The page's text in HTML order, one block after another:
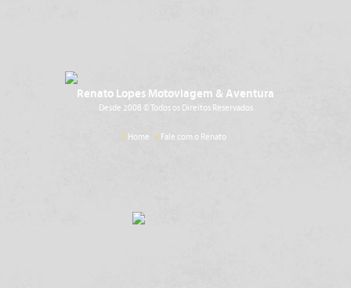
Renato Lopes Motoviagem & Aventura
Desde 2008 © Todos os Direitos Reservados
/ Home / Fale com o Renato